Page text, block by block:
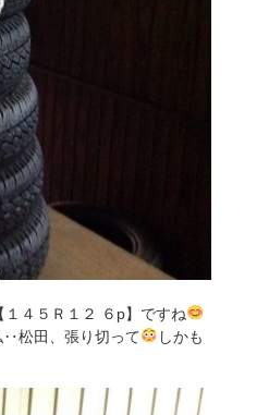
４５Ｒ１２ ６p】ですね
‥松田、張り切って
しかも